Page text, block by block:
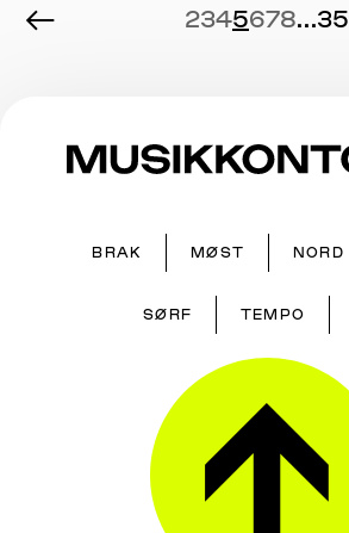
← 2345678...35
BRAK MØST NORD
SØRF TEMPO